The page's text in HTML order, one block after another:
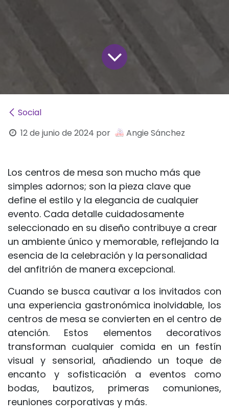
Social
12 de junio de 2024 por Angie Sánchez
Los centros de mesa son mucho más que
simples adornos; son la pieza clave que
define el estilo y la elegancia de cualquier
evento. Cada detalle cuidadosamente
seleccionado en su diseño contribuye a crear
un ambiente único y memorable, reflejando la
esencia de la celebración y la personalidad
del anfitrión de manera excepcional.
Cuando se busca cautivar a los invitados con
una experiencia gastronómica inolvidable, los
centros de mesa se convierten en el centro de
atención. Estos elementos decorativos
transforman cualquier comida en un festín
visual y sensorial, añadiendo un toque de
encanto y sofisticación a eventos como
bodas, bautizos, primeras comuniones,
reuniones corporativas y más.